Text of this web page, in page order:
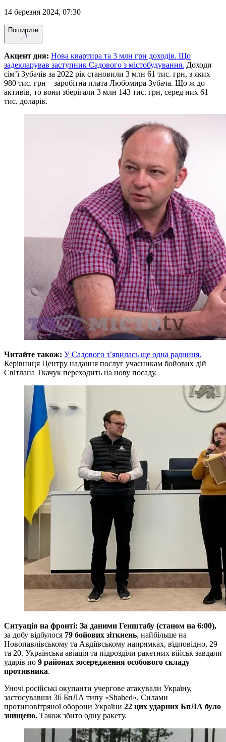
14 березня 2024, 07:30
Поширити
Акцент дня: Нова квартира та 3 млн грн доходів. Що
задекларував заступник Садового з містобудування. Доходи
сім’ї Зубачів за 2022 рік становили 3 млн 61 тис. грн, з яких
980 тис. грн – заробітна плата Любомира Зубача. Що ж до
активів, то вони зберігали 3 млн 143 тис. грн, серед них 61
тис. доларів.
Читайте також: У Садового з’явилась ще одна радниця.
Керівниця Центру надання послуг учасникам бойових дій
Світлана Ткачук переходить на нову посаду.
Ситуація на фронті: За даними Генштабу (станом на 6:00),
за добу відбулося 79 бойових зіткнень, найбільше на
Новопавлівському та Авдіївському напрямках, відповідно, 29
та 20. Українська авіація та підрозділи ракетних військ завдали
ударів по 9 районах зосередження особового складу
противника.
Уночі російські окупанти учергове атакували Україну,
застосувавши 36 БпЛА типу «Shahed». Силами
протиповітряної оборони України 22 цих ударних БпЛА було
знищено. Також збито одну ракету.